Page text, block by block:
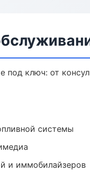
под ключ: от
системы
и иммобилайзеров